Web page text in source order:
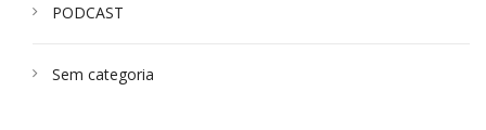
PODCAST
Sem categoria